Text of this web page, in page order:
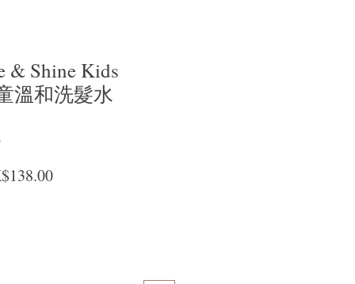
& Shine Kids
溫和洗髮水
價格 促銷價格